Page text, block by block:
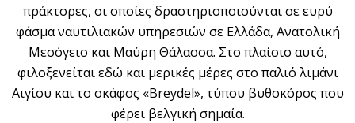
πράκτορες, οι οποίες δραστηριοποιούνται σε ευρύ
φάσμα ναυτιλιακών υπηρεσιών σε Ελλάδα, Ανατολική
Μεσόγειο και Μαύρη Θάλασσα. Στο πλαίσιο αυτό,
φιλοξενείται εδώ και μερικές μέρες στο παλιό λιμάνι
Αιγίου και το σκάφος «Breydel», τύπου βυθοκόρος που
φέρει βελγική σημαία.